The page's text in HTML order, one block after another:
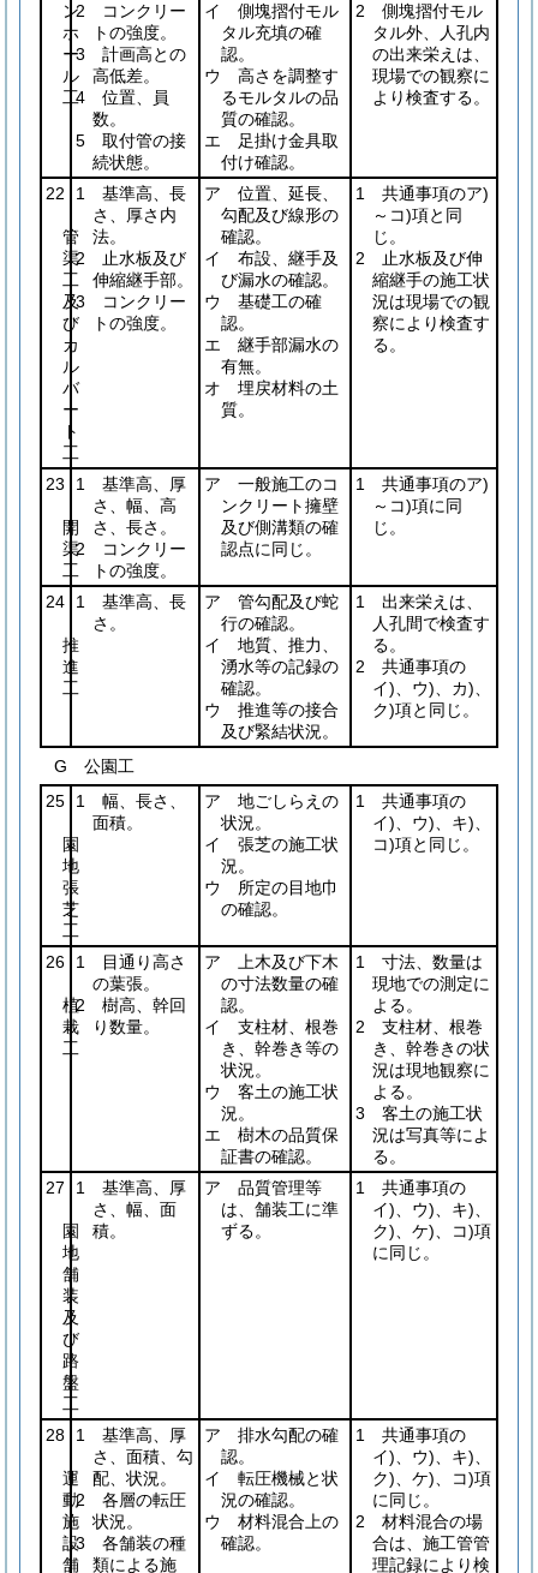
ン
ホ
ー
ル
工
2 コンクリー
トの強度。
3 計画高との
高低差。
4 位置、員
数。
5 取付管の接
続状態。
イ 側塊摺付モル
タル充填の確
認。
ウ 高さを調整す
るモルタルの品
質の確認。
エ 足掛け金具取
付け確認。
2 側塊摺付モル
タル外、人孔内
の出来栄えは、
現場での観察に
より検査する。
22
管
渠
工
及
び
カ
ル
バ
ー
ト
工
1 基準高、長
さ、厚さ内
法。
2 止水板及び
伸縮継手部。
3 コンクリー
トの強度。
ア 位置、延長、
勾配及び線形の
確認。
イ 布設、継手及
び漏水の確認。
ウ 基礎工の確
認。
エ 継手部漏水の
有無。
オ 埋戻材料の土
質。
1 共通事項のア)
～コ)項と同
じ。
2 止水板及び伸
縮継手の施工状
況は現場での観
察により検査す
る。
23
開
渠
工
1 基準高、厚
さ、幅、高
さ、長さ。
2 コンクリー
トの強度。
ア 一般施工のコ
ンクリート擁壁
及び側溝類の確
認点に同じ。
1 共通事項のア)
～コ)項に同
じ。
24
推
進
工
1 基準高、長
さ。
ア 管勾配及び蛇
行の確認。
イ 地質、推力、
湧水等の記録の
確認。
ウ 推進等の接合
及び緊結状況。
1 出来栄えは、
人孔間で検査す
る。
2 共通事項の
イ)、ウ)、カ)、
ク)項と同じ。
G 公園工
25
園
地
張
芝
工
1 幅、長さ、
面積。
ア 地ごしらえの
状況。
イ 張芝の施工状
況。
ウ 所定の目地巾
の確認。
1 共通事項の
イ)、ウ)、キ)、
コ)項と同じ。
26
植
栽
工
1 目通り高さ
の葉張。
2 樹高、幹回
り数量。
ア 上木及び下木
の寸法数量の確
認。
イ 支柱材、根巻
き、幹巻き等の
状況。
ウ 客土の施工状
況。
エ 樹木の品質保
証書の確認。
1 寸法、数量は
現地での測定に
よる。
2 支柱材、根巻
き、幹巻きの状
況は現地観察に
よる。
3 客土の施工状
況は写真等によ
る。
27
園
地
舗
装
及
び
路
盤
工
1 基準高、厚
さ、幅、面
積。
ア 品質管理等
は、舗装工に準
ずる。
1 共通事項の
イ)、ウ)、キ)、
ク)、ケ)、コ)項
に同じ。
28
運
動
施
設
舗
1 基準高、厚
さ、面積、勾
配、状況。
2 各層の転圧
状況。
3 各舗装の種
類による施
ア 排水勾配の確
認。
イ 転圧機械と状
況の確認。
ウ 材料混合上の
確認。
1 共通事項の
イ)、ウ)、キ)、
ク)、ケ)、コ)項
に同じ。
2 材料混合の場
合は、施工管管
理記録により検